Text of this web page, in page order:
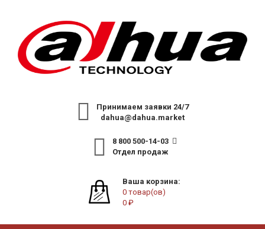
Принимаем заявки 24/7
dahua@dahua.market
8 800 500-14-03
Отдел продаж
Ваша корзина:
0 товар(ов)
0 ₽